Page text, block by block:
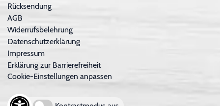
Rücksendung
AGB
Widerrufsbelehrung
Datenschutzerklärung
Impressum
Erklärung zur Barrierefreiheit
Cookie-Einstellungen anpassen